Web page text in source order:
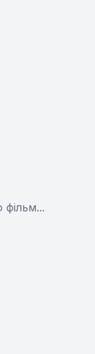
фільм...